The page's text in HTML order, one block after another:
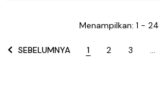
Menampilkan: 1 - 24
SEBELUMNYA 1 2 3 …